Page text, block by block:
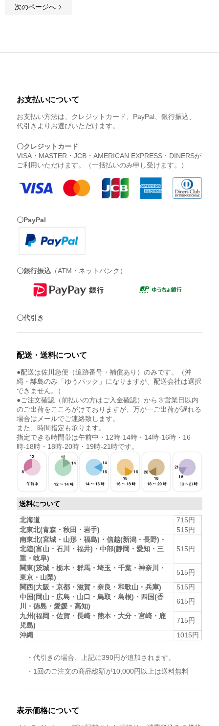
次のページへ
お支払いについて
お支払い方法は、クレジットカード、PayPal、銀行振込、
代引きよりお選びいただけます。
〇クレジットカード
VISA・MASTER・JCB・AMERICAN EXPRESS・DINERSが
ご利用いただけます。（一括払いのみ申し受けます。）
〇PayPal
〇銀行振込 （ATM・ネットバンク）
〇代引き
配送・送料について
●配送は佐川急便（追跡番号・補償あり）のみです。（沖
縄・離島のみ「ゆうパック」になりますが、配送会社は選択
できません。）
●ご注文確認（前払いの方はご入金確認）から３営業日以内
のご出荷をこころがけておりますが、万が一ご出荷が遅れる
場合はメールでご連絡致します。
また、時間指定も承ります。
指定できる時間帯は午前中・12時-14時・14時-16時・16
時-18時・18時-20時・19時-21時です。
送料について
北海道
715円
北東北(青森・秋田・岩手)
515円
南東北(宮城・山形・福島)・信越(新潟・長野)・
北陸(富山・石川・福井)・中部(静岡・愛知・三
重・岐阜)
515円
関東(茨城・栃木・群馬・埼玉・千葉・神奈川・
東京・山梨)
515円
関西(大阪・京都・滋賀・奈良・和歌山・兵庫)
515円
中国(岡山・広島・山口・鳥取・島根)・四国(香
川・徳島・愛媛・高知)
615円
九州(福岡・佐賀・長崎・熊本・大分・宮崎・鹿
児島)
715円
沖縄
1015円
・代引きの場合、上記に390円が追加されます。
・1回のご注文の商品総額が10,000円以上は送料無料
表示価格について